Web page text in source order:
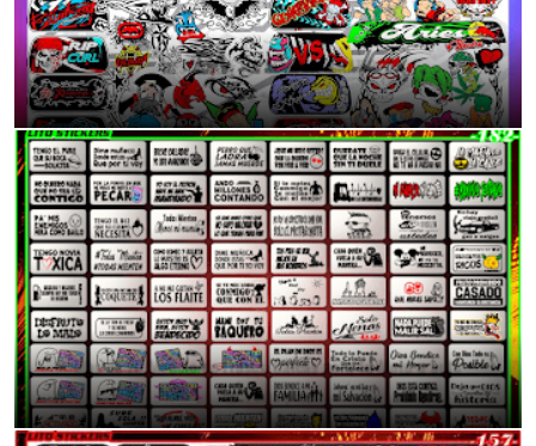
DESCARGA TOTALMENTE GRATIS
6:55 p.m.
Mas de 70 Modelo de Frases/Calcas para tu Moto o auto
11:38 p.m.